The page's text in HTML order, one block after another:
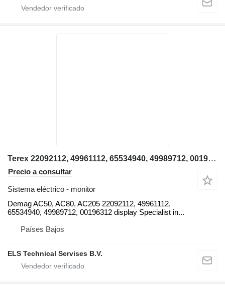
Terex 22092112, 49961112, 65534940, 49989712, 00196312 Demag monitor para Demag AC50, AC80 grúa móvil
Precio a consultar
Sistema eléctrico - monitor
Demag AC50, AC80, AC205 22092112, 49961112,
65534940, 49989712, 00196312 display Specialist in...
Países Bajos
ELS Technical Servises B.V.